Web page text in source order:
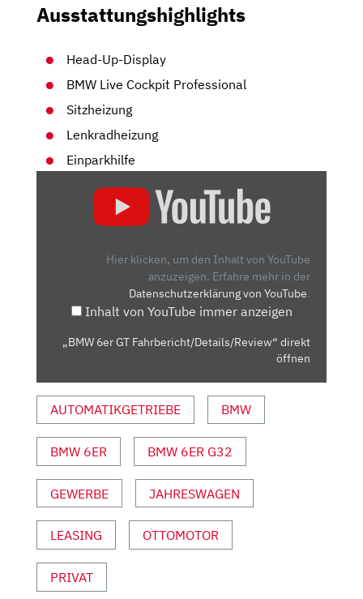
Ausstattungshighlights
Head-Up-Display
BMW Live Cockpit Professional
Sitzheizung
Lenkradheizung
Einparkhilfe
Hier klicken, um den Inhalt von YouTube
anzuzeigen. Erfahre mehr in der
Datenschutzerklärung von YouTube.
Inhalt von YouTube immer anzeigen
„BMW 6er GT Fahrbericht/Details/Review“ direkt
öffnen
AUTOMATIKGETRIEBE BMW
BMW 6ER BMW 6ER G32
GEWERBE JAHRESWAGEN
LEASING OTTOMOTOR
PRIVAT